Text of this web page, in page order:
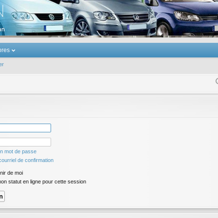
Touran
mot de passe
de confirmation
de moi
statut en ligne pour cette session